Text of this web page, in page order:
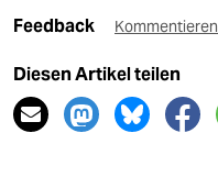
Feedback Kommentieren
Diesen Artikel teilen